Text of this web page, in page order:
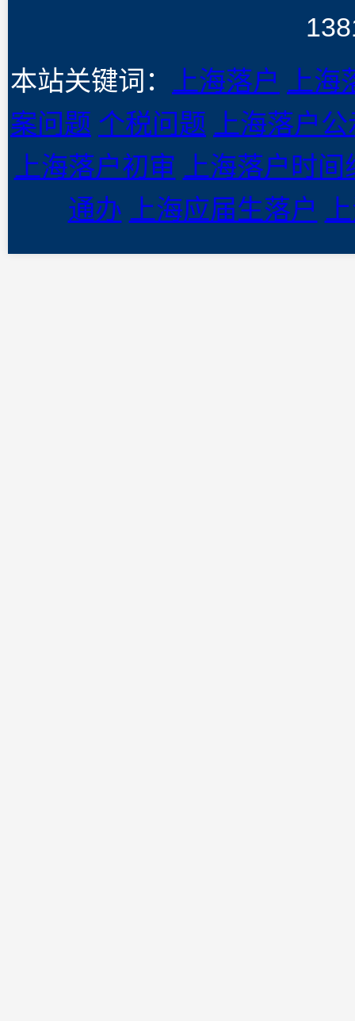
本站关键词：
上海落户
上
案问题 个税问题
上海落户
上海落户初审
上海落户时间
通办
上海应届生落户